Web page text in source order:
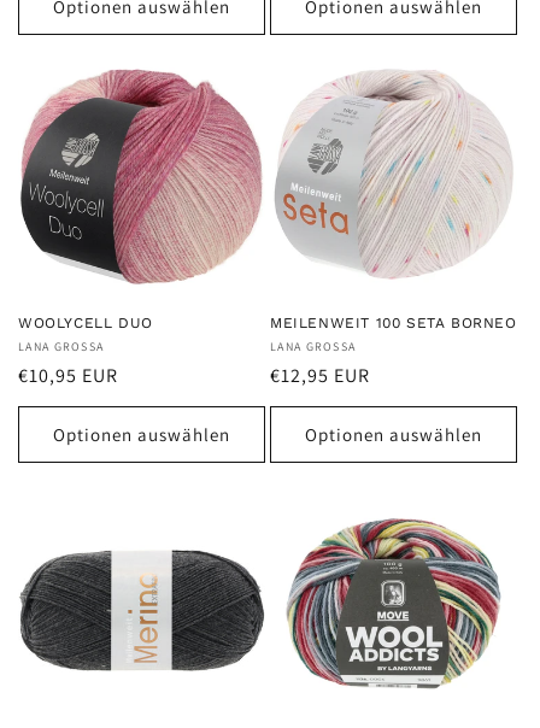
Optionen auswählen Optionen auswählen
WOOLYCELL DUO
Anbieter:
LANA GROSSA
Normaler
Preis
€10,95 EUR
Optionen auswählen
MEILENWEIT 100 SETA BORNEO
Anbieter:
LANA GROSSA
Normaler
Preis
€12,95 EUR
Optionen auswählen